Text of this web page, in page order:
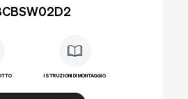
ISTRUZIONI DI MONTAGGIO